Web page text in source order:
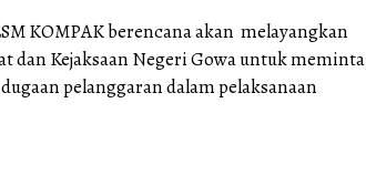
KOMPAK berencana akan melayangkan
dan Kejaksaan Negeri Gowa untuk meminta
pelanggaran dalam pelaksanaan